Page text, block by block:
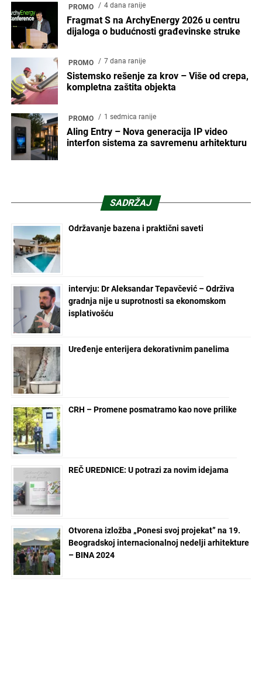
PROMO 4 dana ranije
Fragmat S na ArchyEnergy 2026 u centru
dijaloga o budućnosti građevinske struke
PROMO 7 dana ranije
Sistemsko rešenje za krov – Više od crepa,
kompletna zaštita objekta
PROMO 1 sedmica ranije
Aling Entry – Nova generacija IP video
interfon sistema za savremenu arhitekturu
SADRŽAJ
Održavanje bazena i praktični saveti
intervju: Dr Aleksandar Tepavčević – Održiva
gradnja nije u suprotnosti sa ekonomskom
isplativošću
Uređenje enterijera dekorativnim panelima
CRH – Promene posmatramo kao nove prilike
REČ UREDNICE: U potrazi za novim idejama
Otvorena izložba „Ponesi svoj projekat” na 19.
Beogradskoj internacionalnoj nedelji arhitekture
– BINA 2024